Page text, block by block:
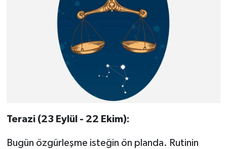
Terazi (23 Eylül - 22 Ekim):
Bugün özgürleşme isteğin ön planda. Rutinin